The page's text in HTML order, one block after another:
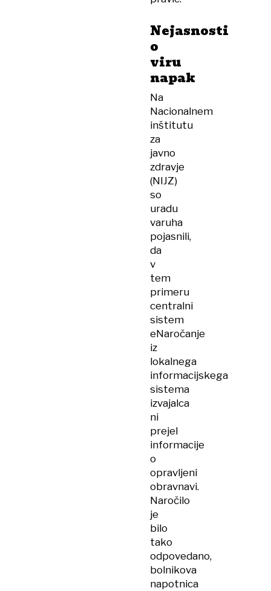
Nejasnosti
o
viru
napak
Na
Nacionalnem
inštitutu
za
javno
zdravje
(NIJZ)
so
uradu
varuha
pojasnili,
da
v
tem
primeru
centralni
sistem
eNaročanje
iz
lokalnega
informacijskega
sistema
izvajalca
ni
prejel
informacije
o
opravljeni
obravnavi.
Naročilo
je
bilo
tako
odpovedano,
bolnikova
napotnica